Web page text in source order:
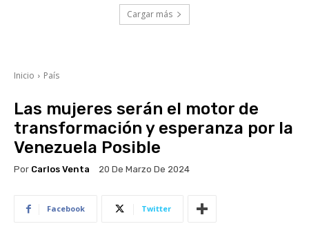
Cargar más